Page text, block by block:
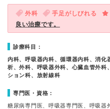
外科 手足がしびれる
良い治療です。
診療科目：
内科、呼吸器内科、循環器内科、消
析、外科、呼吸器外科、心臓血管外
ション科、放射線科
専門医・資格：
糖尿病専門医、呼吸器専門医、呼吸器